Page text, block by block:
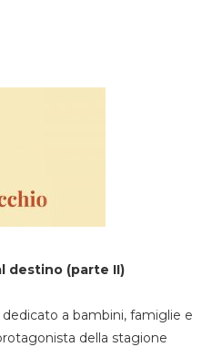
destino (parte II)
a bambini, famiglie e
della stagione